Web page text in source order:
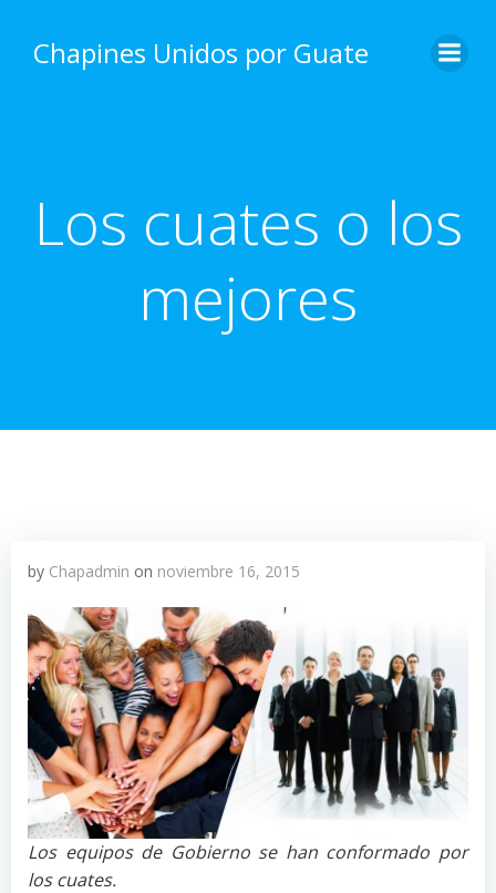
content
Chapines Unidos por Guate
Los cuates o los
mejores
by Chapadmin on noviembre 16, 2015
Los equipos de Gobierno se han conformado por
los cuates.